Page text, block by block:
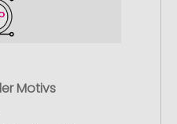
Motivs